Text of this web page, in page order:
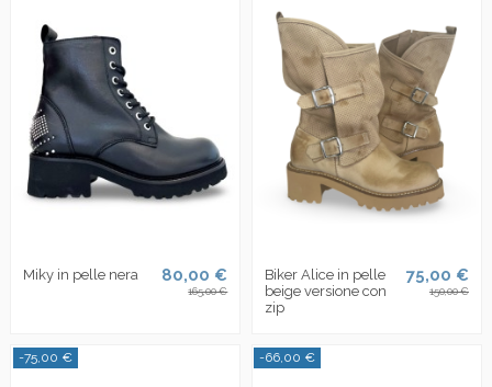
Miky in pelle nera 80,00 €
165,00 €
Biker Alice in pelle
beige versione con
zip
75,00 €
150,00 €
-75,00 € -66,00 €